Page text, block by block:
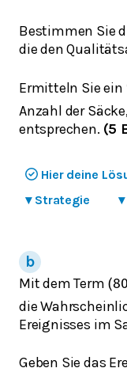
Bestimmen Sie
die den
Ermitteln Sie ein
Anzahl der
entsprechen. (5
Hier deine
▾ Strategie ▾
Mit dem Term (
die
Ereignisses im
Geben Sie das